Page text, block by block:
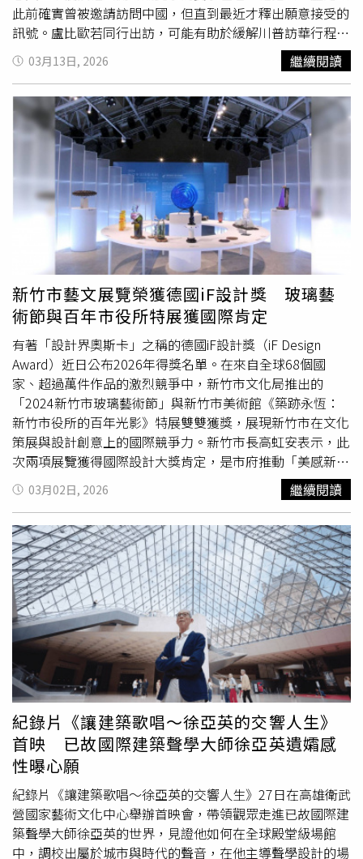
顯現之際，下半年勢必精彩。 川普在2024年7月談到穩定
幣，其背後考量不得不談美國債務。俗稱海湖莊園協議一文
由川普幕僚Stephen Miran在2024年11月撰寫，內文提及美
元霸權地位受威脅且債台高築，建議以關稅為手段，迫使各
國談判。去年4月2日川普宣布對等關稅，大家紛紛討論關稅
公式何來，記者問我，我回答「關稅另有目的」，其實劇本
早已寫好，關稅只是手段，重點是解決美元和美債危機。綜
觀本世紀以來美國國債數，小布希就任時，僅5.7兆美元，
直至今日已超過39兆美元，看似擁有印刷特權的美國，是否
可以繼續債多不愁？短期債務到期是否能償還，而轉期以債
養債是否還有人願意持有，都是美國需要面對的問題。川普
表示將發行穩定幣，天才法案規定穩定幣背後儲備資產須為
十足的現金或93天內到期美債，力圖以穩定幣背後資產需求
接手美債市場，但亦有學者質疑，穩定幣需求僅3兆，是否
能解決39兆美元債務？也許對川普而言，能解決燃眉之急
（任內到期債務）已是萬幸！除美國國債增加外，近十幾年
來聯準會持有美債數亦不斷增加，其實以中央銀行作為國家
融資的方法，實為不可取現象，但聯準會仍不斷增加持有，
加深美國財政危機。川普上任後僅半年，美國即通過天才法
案顯示美國朝野對於「解決美元及美債問題的急迫性」皆有
共識。先前提到的海湖莊園協議中，更曾提議發行century
bond（百年債券，百年到期且不支息）來解決美債危機，
若真成為政策，任何正常國家勢必將拒絕，但我國美債多由
中央銀行持有，5000億外匯存底中可能有八成為美債，屆
時政府又將如何因應？為保全美元地位，尼克森總統曾於
1971年壯士斷腕，關閉gold window，宣布在1944年承諾
的以35美元兌換一盎司黃金一事，暫停實施。若無當日尼克
森政策，美國今日早已破產。近期，川普跳出主導原為聯合
國下的計畫「和平委員會」。加薩地區殘破不堪，金融設施
多被破壞，且缺乏自身貨幣，目前多以埃及及以色列貨幣為
主要交易貨幣，但貨幣供給少，經濟活動受限。與臉書欲重
啟穩定幣計畫同日，媒體報導加薩地區日後可能以美元穩定
幣為支付方式。祖克伯若有遠見，可主動表態全力支持此
案，一方面代理美國政府在加薩運行美元穩定幣，一方面發
展自身穩定幣，必能正中川普心意，大力相助。 蠡是工
具，目的是測海，從一些小事可見端倪。去年3月3日，台積
電魏董事長於白宮召開記者會，會後記者提問，台積電投資
美國一事，若日後中國欲封鎖或佔領台灣，是否有助減少對
美晶片業務衝擊？川普答到，此事若發生將是災難事件，但
因有部分晶片在美生產，至少給予美國一個機會
（position）來因應。從川普的回答可知，川普始終以美國
人利益為優先，且希望將更多的晶片生產移往美國。如何將
有限的牌打得漂亮，需要國人的智慧。2024年美國總統選
舉後，川普宣布丹麥大使人事案，在派令中竟明白寫道「為
內與國際支付「1.9兆美元」的極小比例。為進一步推動
CIPS發展，鞠建東建議降低進入門檻，例如允許海外付款方
使用自身貨幣，進行內部換算再結算成人民幣，並將拓展重
點放在參與中國「一帶一路」倡議（Belt and Road
Initiative）的相關國家，同時探索CIPS與數字貨幣支付系統
合作的可能性。鞠建東強調，「我們還應持續加強與離岸人
民幣中心香港的聯繫，利用其成熟的金融市場提升產品創新
能力。」
此前確實曾被邀請訪問中國，但直到最近才釋出願意接受的
訊號。盧比歐若同行出訪，可能有助於緩解川普訪華行程周
邊出現的一些問題。由於這次美國訪問行程的準備工作進展
有限，北京方面的挫折感一直在上升。針對他的制裁措施，
是在2020年發起的，當時他仍是美國聯邦參議員。第1次制
裁是為了報復美國，因新疆維吾爾族的問題而對中國官員實
施制裁；第2次則是回應美國針對中國大陸與香港官員的新
一輪制裁，該制裁是在2019年香港反送中運動後祭出的。
中國方面至今尚未說明是否會對相關制裁作出豁免。不過在
去年1月被問及此事時，中國外交部表示，中美官員之間維
持高層溝通是必要的。上個月在被問及中國是否會取消制
裁，以便他能與川普一同訪華時，盧比歐則回應稱：「等我
真的去的時候就知道了。」消息人士告訴《南華早報》，盧
比歐先前不願隨同川普訪中的原因之一，是因為此次議程的
主要重點是貿易問題，而這一領域目前主要由美國財政部長
貝森特（Scott Bessent）主導。貝森特預計將於本週稍晚
在巴黎與中國國務院副總理何立峰會面，以展開新一輪貿易
談判。外界預計，談判將聚焦於在川普與中國國家主席習近
平於北京會晤之前，可能達成的具體成果。消息人士表示，
盧比歐在對中國問題上長期採取強硬立場，也是他對此次訪
問有所猶豫的另1個原因，因為他可能不願被外界視為對華
立場有所軟化。自2010年當選美國聯邦參議員以來，古巴
裔美國人的盧比歐便以外交鷹派的立場而聞名，針對的國家
包括中國、俄羅斯、伊朗和古巴等國。他經常將北京描述為
對美國利益的威脅；在多項北京視為敏感的議題上，盧比歐
也是最直言不諱的參議員之一，包括新疆維吾爾自治區、台
灣以及香港問題。但如今，盧比歐為了與川普的外交路線保
持一致，似乎在某些觀點上有所調整。儘管川普2.0在去年4
月曾對中國發起關稅戰，但目前看來他也有意與北京達成某
種協議。消息人士透露，有鑑於川普與習近平峰會具有全球
性的重要意義，盧比歐不太可能缺席這次會晤。北京方面尚
未確認此次訪問是否會成行，但白宮表示，訪問時間預計將
在3月31日至4月2日之間。如果川習會最終成行，川普將成
為自2017年第1任期訪中以來，首位再度出訪中國的美國總
統。北京並未具體說明2020年的制裁會對盧比歐造成何種
後果，但此類措施通常會禁止被制裁官員及其親屬進入中
國。這也引發外界質疑，如今同時兼任美國代理國家安全顧
問的盧比歐，是否能踏上中國領土。對此，清華 大學戰略與
安全研究中心主任達巍表示，如果盧比歐能與川普一同訪
華，將會是1件「好事」，「中美之間有許多問題需要討
論，尤其是貿易以外的議題。這些問題需要盧比歐或川普任
命的其他官員與中國進行接觸。」他補充，目前誰負責處理
全球2大經濟體之間的經貿議題相當明確，但在外交與戰略
問題上，負責人選並不清楚。自上任以來，盧比歐已2度與
03月13日, 2026 繼續閱讀
新竹市藝文展覽榮獲德國iF設計獎 玻璃藝
術節與百年市役所特展獲國際肯定
有著「設計界奧斯卡」之稱的德國iF設計獎（iF Design
Award）近日公布2026年得獎名單。在來自全球68個國
家、超過萬件作品的激烈競爭中，新竹市文化局推出的
「2024新竹市玻璃藝術節」與新竹市美術館《築跡永恆：
新竹市役所的百年光影》特展雙雙獲獎，展現新竹市在文化
策展與設計創意上的國際競爭力。新竹市長高虹安表示，此
次兩項展覽獲得國際設計大獎肯定，是市府推動「美感新
竹」施政策略的重要成果，也展現新竹在科技城市形象之
外，同樣擁有深厚的人文與藝術能量。未來市府將持續推出
多元藝文活動，打造更多具國際視野的文化體驗。文化局長
王翔郁指出，創立於1954年的德國iF設計獎是全球最具影響
力的設計獎項之一，今年由來自世界各地129位設計與永續
領域專家組成評審團，透過嚴謹且透明的評選機制遴選優秀
作品。此次獲獎成果來自文化局團隊與策展團隊長期投入與
合作的成果。文化局說明，「2024新竹市玻璃藝術節」展
出國際玻璃工藝作品及第16屆金玻獎得獎作品，由國立
清華
大學藝術與設計學系教授蕭銘芚擔任策展人，依玻璃工藝技
法分為六大類型展出。活動邀請來自8個國家（地區）共70
位藝術家參展，展出超過83件作品，展期期間吸引逾6萬人
次參觀，成功推廣新竹玻璃藝術文化。文化局也預告，兩年
一度的玻璃藝術節將於今（2026）年10月中旬再次登場。
此外，為紀念建於1925年的新竹市役所（現為新竹市美術
館）建築滿百年，文化局去（2025）年規劃《築跡永恆：
新竹市役所的百年光影》特展。展覽透過歷史照片、建築構
件、政策文獻與當代藝術創作，呈現建築從行政機關轉變為
文化場館與城市象徵的歷史脈絡。未來美術館也將持續以百
年場館為基礎，推出結合當代藝術、建築與城市文化的多元
03月02日, 2026 繼續閱讀
紀錄片《讓建築歌唱～徐亞英的交響人生》
首映 已故國際建築聲學大師徐亞英遺孀感
性曝心願
紀錄片《讓建築歌唱～徐亞英的交響人生》27日在高雄衛武
營國家藝術文化中心舉辦首映會，帶領觀眾走進已故國際建
築聲學大師徐亞英的世界，見證他如何在全球殿堂級場館
中，調校出屬於城市與時代的聲音，在他主導聲學設計的場